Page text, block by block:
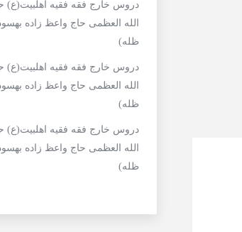
دروس خارج فقه فقیه
الله العظمی حاج واعظ زاده
ظله)
دروس خارج فقه فقیه
الله العظمی حاج واعظ زاده
ظله)
دروس خارج فقه فقیه
الله العظمی حاج واعظ زاده
ظله)